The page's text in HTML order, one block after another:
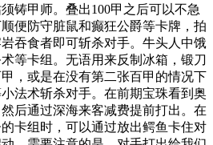
铸甲师。叠出100甲之后可以不急
便防守脏鼠和癫狂公爵等卡牌，拍
吞食者即可斩杀对手。牛头人中饿
等卡组。无语用来反制冰箱，锻刀
，或是在没有第二张百甲的情况下
法术斩杀对手。在前期宝珠看到奥
后通过深海来客减费提前打出。在
卡组时，可以通过放出鳄鱼卡住对